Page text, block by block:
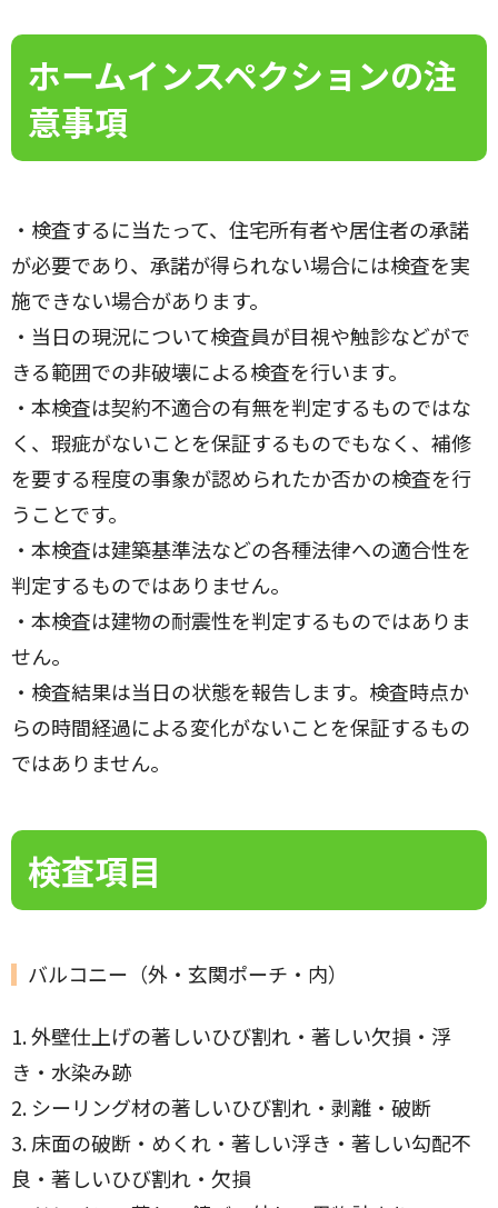
ホームインスペクションの注
意事項
・検査するに当たって、住宅所有者や居住者の承諾
が必要であり、承諾が得られない場合には検査を実
施できない場合があります。
・当日の現況について検査員が目視や触診などがで
きる範囲での非破壊による検査を行います。
・本検査は契約不適合の有無を判定するものではな
く、瑕疵がないことを保証するものでもなく、補修
を要する程度の事象が認められたか否かの検査を行
うことです。
・本検査は建築基準法などの各種法律への適合性を
判定するものではありません。
・本検査は建物の耐震性を判定するものではありま
せん。
・検査結果は当日の状態を報告します。検査時点か
らの時間経過による変化がないことを保証するもの
ではありません。
検査項目
バルコニー（外・玄関ポーチ・内）
1. 外壁仕上げの著しいひび割れ・著しい欠損・浮
き・水染み跡
2. シーリング材の著しいひび割れ・剥離・破断
3. 床面の破断・めくれ・著しい浮き・著しい勾配不
良・著しいひび割れ・欠損